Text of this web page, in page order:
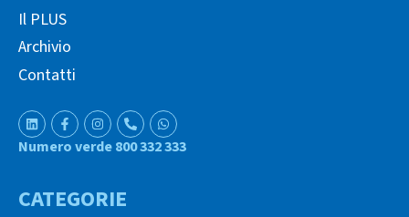
Il PLUS
Archivio
Contatti
Numero verde 800 332 333
CATEGORIE